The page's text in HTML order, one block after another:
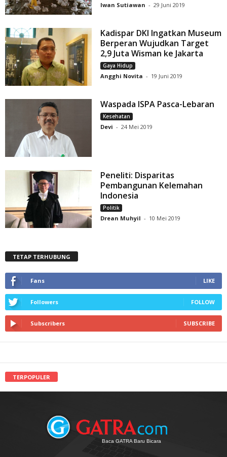
Iwan Sutiawan - 29 Juni 2019
Kadispar DKI Ingatkan Museum
Berperan Wujudkan Target
2,9 Juta Wisman ke Jakarta
Gaya Hidup
Angghi Novita - 19 Juni 2019
Waspada ISPA Pasca-Lebaran
Kesehatan
Devi - 24 Mei 2019
Peneliti: Disparitas
Pembangunan Kelemahan
Indonesia
Politik
Drean Muhyil - 10 Mei 2019
TETAP TERHUBUNG
Fans LIKE
Followers FOLLOW
Subscribers SUBSCRIBE
TERPOPULER
Baca GATRA Baru Bicara